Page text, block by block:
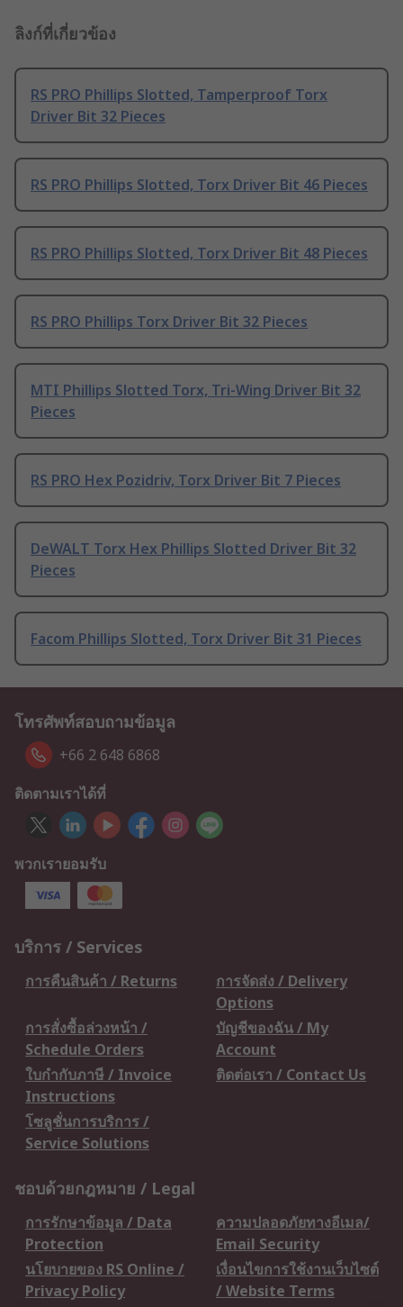
ลิงก์ที่เกี่ยวข้อง
RS PRO Phillips Slotted, Tamperproof Torx
Driver Bit 32 Pieces
RS PRO Phillips Slotted, Torx Driver Bit 46 Pieces
RS PRO Phillips Slotted, Torx Driver Bit 48 Pieces
RS PRO Phillips Torx Driver Bit 32 Pieces
MTI Phillips Slotted Torx, Tri-Wing Driver Bit 32
Pieces
RS PRO Hex Pozidriv, Torx Driver Bit 7 Pieces
DeWALT Torx Hex Phillips Slotted Driver Bit 32
Pieces
Facom Phillips Slotted, Torx Driver Bit 31 Pieces
โทรศัพท์สอบถามข้อมูล
+66 2 648 6868
ติดตามเราได้ที่
พวกเรายอมรับ
บริการ / Services
การคืนสินค้า / Returns
การจัดส่ง / Delivery
Options
การสั่งซื้อล่วงหน้า /
Schedule Orders
บัญชีของฉัน / My
Account
ใบกำกับภาษี / Invoice
Instructions
ติดต่อเรา / Contact Us
โซลูชั่นการบริการ /
Service Solutions
ชอบด้วยกฎหมาย / Legal
การรักษาข้อมูล / Data
Protection
ความปลอดภัยทางอีเมล/
Email Security
นโยบายของ RS Online /
Privacy Policy
เงื่อนไขการใช้งานเว็บไซต์
/ Website Terms